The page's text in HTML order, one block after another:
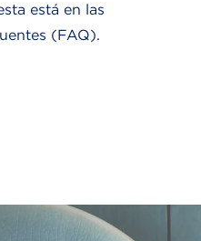
está en las
(FAQ).